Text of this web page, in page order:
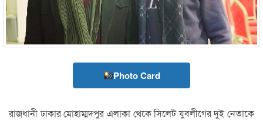
Photo Card
রাজধানী ঢাকার মোহাম্মদপুর এলাকা থেকে সিলেট যুবলীগের দুই নেতাকে